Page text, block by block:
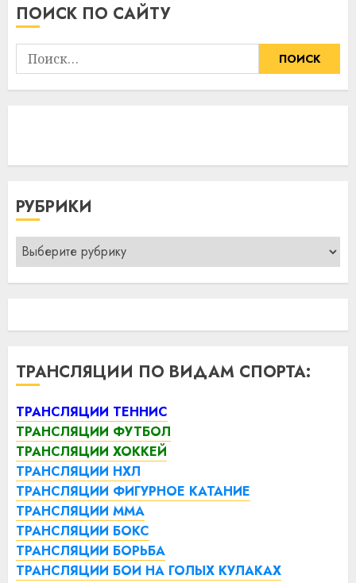
ПОИСК ПО САЙТУ
Найти:
РУБРИКИ
Рубрики
ТРАНСЛЯЦИИ ПО ВИДАМ СПОРТА:
ТРАНСЛЯЦИИ ТЕННИС
ТРАНСЛЯЦИИ ФУТБОЛ
ТРАНСЛЯЦИИ ХОККЕЙ
ТРАНСЛЯЦИИ НХЛ
ТРАНСЛЯЦИИ ФИГУРНОЕ КАТАНИЕ
ТРАНСЛЯЦИИ ММА
ТРАНСЛЯЦИИ БОКС
ТРАНСЛЯЦИИ БОРЬБА
ТРАНСЛЯЦИИ БОИ НА ГОЛЫХ КУЛАКАХ